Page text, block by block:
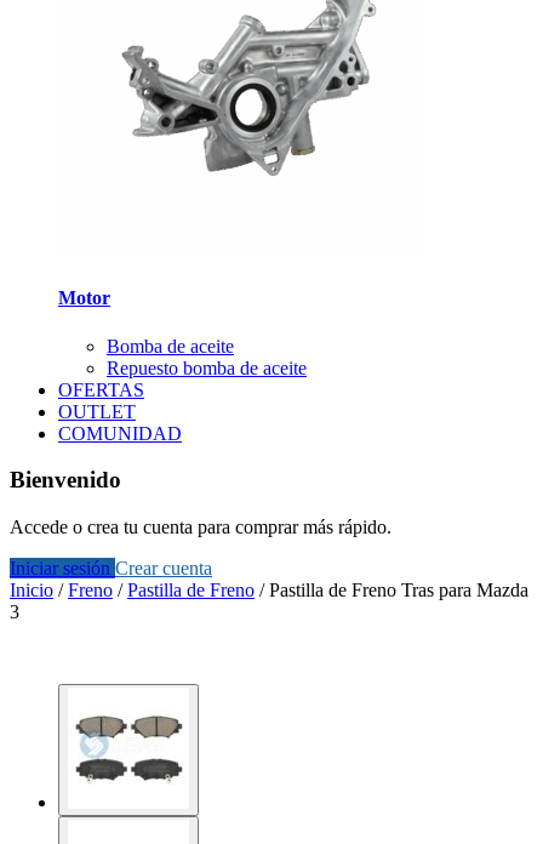
Motor
Bomba de aceite
Repuesto bomba de aceite
OFERTAS
OUTLET
COMUNIDAD
Bienvenido
Accede o crea tu cuenta para comprar más rápido.
Iniciar sesión Crear cuenta
Inicio /Freno /Pastilla de Freno /Pastilla de Freno Tras para Mazda
3